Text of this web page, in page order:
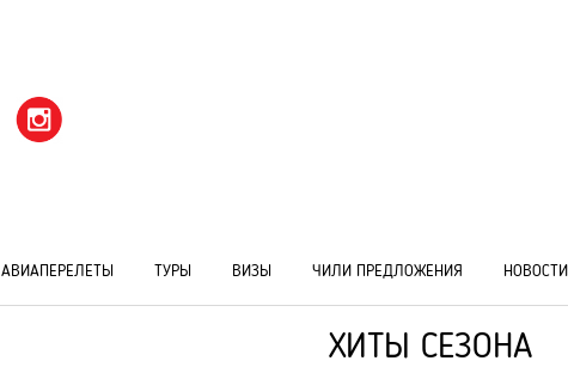
АВИАПЕРЕЛЕТЫ ТУРЫ ВИЗЫ ЧИЛИ ПРЕДЛОЖЕНИЯ НОВОСТИ
ХИТЫ СЕЗОНА